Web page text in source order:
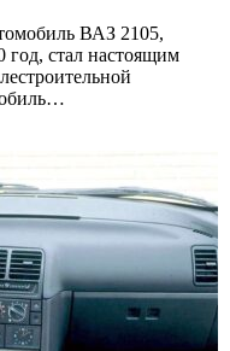
ВАЗ 2105,
год, стал настоящим